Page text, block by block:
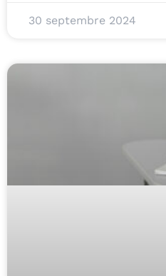
30 septembre 2024